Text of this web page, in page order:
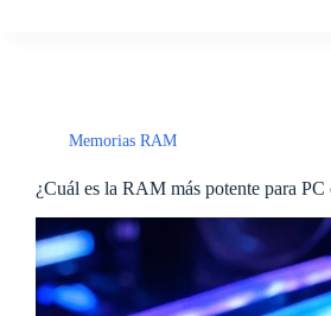
Memorias RAM
¿Cuál es la RAM más potente para PC